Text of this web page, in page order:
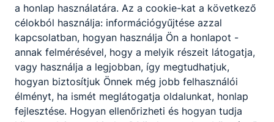
hozzáférés módja
4. A közfeladatot ellátó szerv
által - alaptevékenysége
keretében - gyűjtött és
feldolgozott adatokról való
másolatkészítés költségei
Soproni
számítási
V. Közzétételi egység: Nyilvános
a honlap használatára. Az a cookie-kat a következő
célokból használja: információgyűjtése azzal
kapcsolatban, hogyan használja Ön a honlapot -
annak felmérésével, hogy a melyik részeit látogatja,
vagy használja a legjobban, így megtudhatjuk,
hogyan biztosítjuk Önnek még jobb felhasználói
élményt, ha ismét meglátogatja oldalunkat, honlap
fejlesztése. Hogyan ellenőrizheti és hogyan tudja